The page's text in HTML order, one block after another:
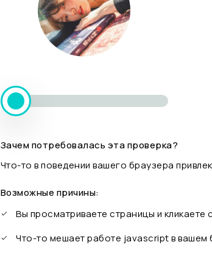
Зачем потребовалась эта проверка?
Что-то в поведении вашего браузера
Возможные причины:
Вы просматриваете страницы и
Что-то мешает работе javascript в вашем